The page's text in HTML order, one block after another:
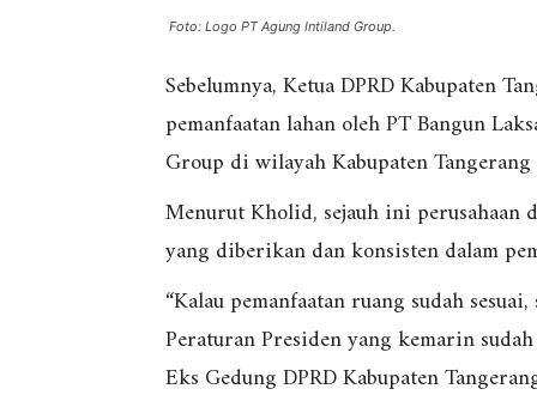
Foto: Logo PT Agung Intiland Group.
Sebelumnya, Ketua DPRD Kabupaten
pemanfaatan lahan oleh PT Bangun
Group di wilayah Kabupaten
Menurut Kholid, sejauh ini perusahaan
yang diberikan dan konsisten dalam
“Kalau pemanfaatan ruang sudah
Peraturan Presiden yang kemarin
Eks Gedung DPRD Kabupaten